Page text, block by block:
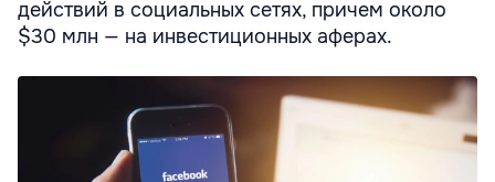
действий в социальных сетях, причем около
$30 млн — на инвестиционных аферах.